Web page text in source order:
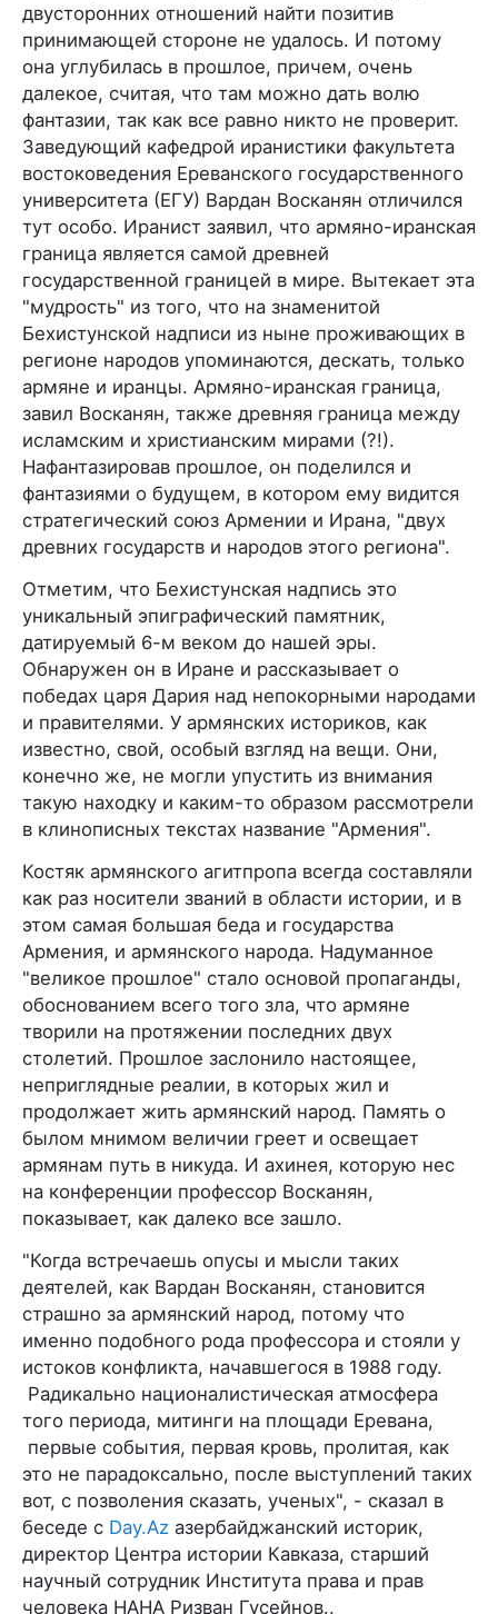
двусторонних отношений найти позитив
принимающей стороне не удалось. И потому
она углубилась в прошлое, причем, очень
далекое, считая, что там можно дать волю
фантазии, так как все равно никто не проверит.
Заведующий кафедрой иранистики факультета
востоковедения Ереванского государственного
университета (ЕГУ) Вардан Восканян отличился
тут особо. Иранист заявил, что армяно-иранская
граница является самой древней
государственной границей в мире. Вытекает эта
"мудрость" из того, что на знаменитой
Бехистунской надписи из ныне проживающих в
регионе народов упоминаются, дескать, только
армяне и иранцы. Армяно-иранская граница,
завил Восканян, также древняя граница между
исламским и христианским мирами (?!).
Нафантазировав прошлое, он поделился и
фантазиями о будущем, в котором ему видится
стратегический союз Армении и Ирана, "двух
древних государств и народов этого региона".
Отметим, что Бехистунская надпись это
уникальный эпиграфический памятник,
датируемый 6-м веком до нашей эры.
Обнаружен он в Иране и рассказывает о
победах царя Дария над непокорными народами
и правителями. У армянских историков, как
известно, свой, особый взгляд на вещи. Они,
конечно же, не могли упустить из внимания
такую находку и каким-то образом рассмотрели
в клинописных текстах название "Армения".
Костяк армянского агитпропа всегда составляли
как раз носители званий в области истории, и в
этом самая большая беда и государства
Армения, и армянского народа. Надуманное
"великое прошлое" стало основой пропаганды,
обоснованием всего того зла, что армяне
творили на протяжении последних двух
столетий. Прошлое заслонило настоящее,
неприглядные реалии, в которых жил и
продолжает жить армянский народ. Память о
былом мнимом величии греет и освещает
армянам путь в никуда. И ахинея, которую нес
на конференции профессор Восканян,
показывает, как далеко все зашло.
"Когда встречаешь опусы и мысли таких
деятелей, как Вардан Восканян, становится
страшно за армянский народ, потому что
именно подобного рода профессора и стояли у
истоков конфликта, начавшегося в 1988 году.
Радикально националистическая атмосфера
того периода, митинги на площади Еревана,
первые события, первая кровь, пролитая, как
это не парадоксально, после выступлений таких
вот, с позволения сказать, ученых", - сказал в
беседе с Day.Az азербайджанский историк,
директор Центра истории Кавказа, старший
научный сотрудник Института права и прав
человека НАНА Ризван Гусейнов..